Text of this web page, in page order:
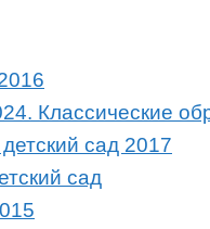
Классические
сад